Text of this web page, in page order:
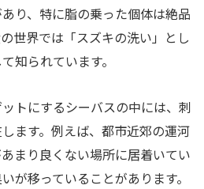
り、特に脂の乗った個体は絶品
世界では「スズキの洗い」とし
知られています。
トにするシーバスの中には、刺
ます。例えば、都市近郊の運河
まり良くない場所に居着いてい
が移っていることがあります。